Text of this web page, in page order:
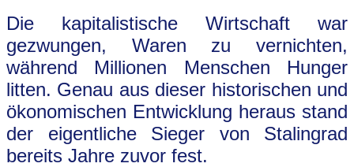
Die kapitalistische Wirtschaft war
gezwungen, Waren zu vernichten,
während Millionen Menschen Hunger
litten. Genau aus dieser historischen und
ökonomischen Entwicklung heraus stand
der eigentliche Sieger von Stalingrad
bereits Jahre zuvor fest.